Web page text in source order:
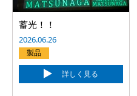
蓄光！！
2026.06.26
製品
詳しく見る